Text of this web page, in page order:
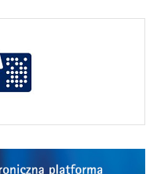
informacji publicznej
do informacji,
z Biuletynu